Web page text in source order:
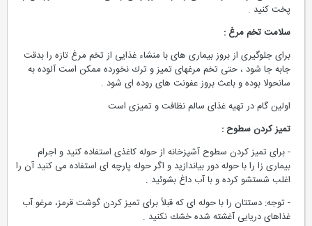
پخت كنید .
سلامت تخم مرغ :
برای جلوگیری از بروز بیماری های با منشاء غذایی از تخم مرغ تازه را بدقت
جابه جا شود ، حتی تخم مرغهای تمیز و ترك نخورده ممكن است آلوده به
سانحولا بوده و باعث بروز عفونت های روده ای شود .
اولین گام در تهیه غذای سالم نظافت و تمیزی است
تمیز كردن سطوح :
- برای تمیز كردن سطوح آشپزخانه از حوله كاغذی استفاده كنید و اجرام
بیماری زا را با حوله دور بیاندازید و اگر حوله پارچه ای استفاده می كنید آن را
اغلب شستشو كرده و با آب داغ بشوئید .
- توجه: دستتان را با حوله ای كه قبلاً برای تمیز كردن گوشت قرمز، مرغو آب
غذاهای دریایی آغشته شده خشك نكنید .